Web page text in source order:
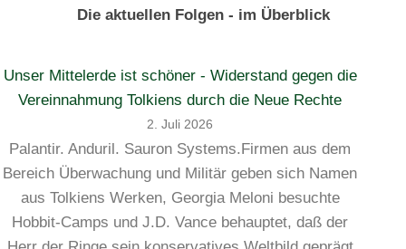
Die aktuellen Folgen - im Überblick
Unser Mittelerde ist schöner - Widerstand gegen die
Vereinnahmung Tolkiens durch die Neue Rechte
2. Juli 2026
Palantir. Anduril. Sauron Systems.Firmen aus dem
Bereich Überwachung und Militär geben sich Namen
aus Tolkiens Werken, Georgia Meloni besuchte
Hobbit-Camps und J.D. Vance behauptet, daß der